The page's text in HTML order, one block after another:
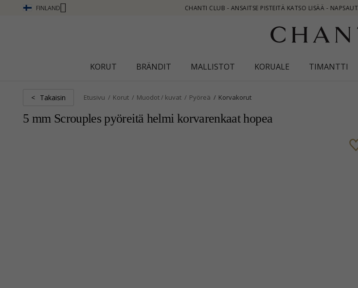
FINLAND
CLUB - ANSAITSE PISTEITÄ KATSO LISÄÄ - NAPSAUTA TÄSTÄ
KORUT BRÄNDIT MALLISTOT KORUALE TIMANTTI
< Takaisin Etusivu Korut Muodot / kuvat Pyöreä Korvakorut
5 mm Scrouples pyöreitä helmi korvarenkaat hopea